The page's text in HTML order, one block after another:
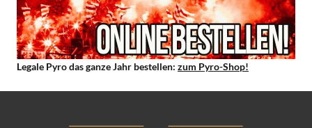
Legale Pyro das ganze Jahr bestellen: zum Pyro-Shop!